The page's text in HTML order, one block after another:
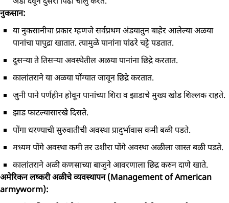
नुकसान:
या नुकसानीचा प्रकार म्हणजे सर्वप्रथम अंडयातुन बाहेर आलेल्या अळया
पानांचा पापुद्रा खातात. त्यामुळे पानांना पांढरे चट्टे पडतात.
दुसऱ्या ते तिसऱ्या अवस्थेतील अळया पानांना छिद्रे करतात.
कालांतराने या अळया पोंग्यात जावून छिद्रे करतात.
जुनी पाने पर्णहीन होवून पानांच्या शिरा व झाडाचे मुख्य खोड शिल्लक राहते.
झाड फाटल्यासारखे दिसते.
पोंगा धरण्याची सुरुवातीची अवस्था प्रादुर्भावास कमी बळी पडते.
मध्यम पोंगे अवस्था कमी तर उशीरा पोंगे अवस्था अळीला जास्त बळी पडते.
कालांतराने अळी कणसाच्या बाजुने आवरणाला छिद्र करुन दाणे खाते.
अमेरिकन लष्करी अळीचे व्यवस्थापन (Management of American
armyworm):